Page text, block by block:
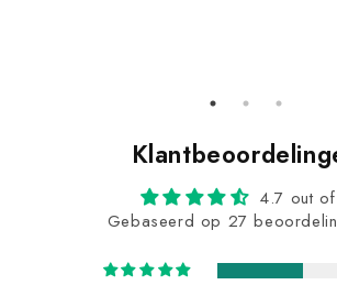
4.7 out
Gebaseerd op 27